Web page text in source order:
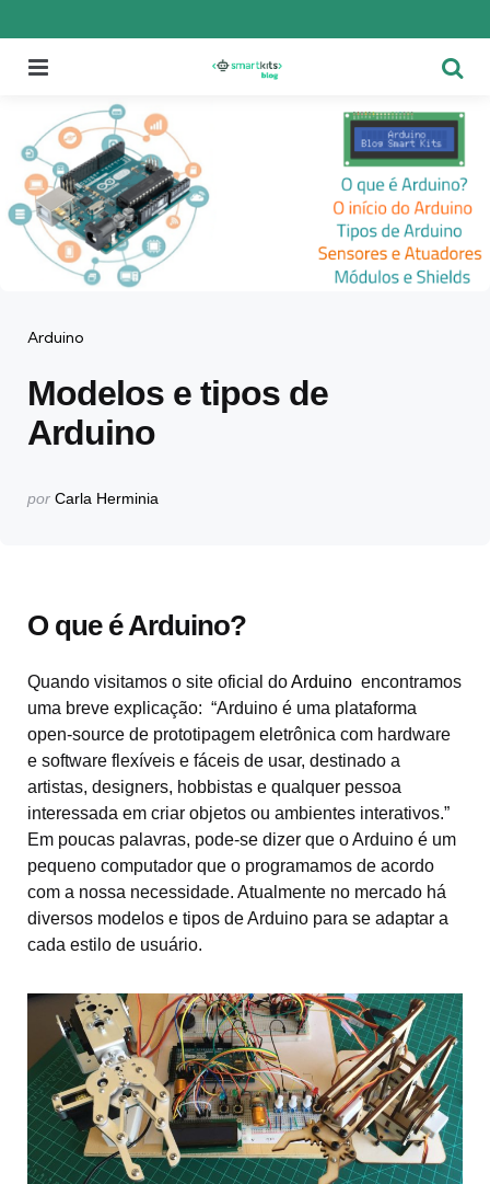
Categorias
Arduino
Modelos e tipos de
Arduino
Postado
por Carla Herminia
O que é Arduino?
Quando visitamos o site oficial doArduino encontramos
uma breve explicação: “Arduino é uma plataforma
open-source de prototipagem eletrônica com hardware
e software flexíveis e fáceis de usar, destinado a
artistas, designers, hobbistas e qualquer pessoa
interessada em criar objetos ou ambientes interativos.”
Em poucas palavras, pode-se dizer que o Arduino é um
pequeno computador que o programamos de acordo
com a nossa necessidade. Atualmente no mercado há
diversos modelos e tipos de Arduino para se adaptar a
cada estilo de usuário.